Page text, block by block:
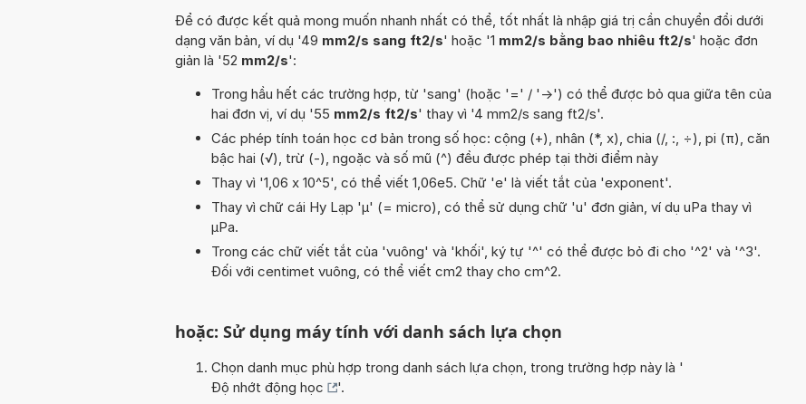
Để có được kết quả mong muốn nhanh nhất có thể, tốt nhất là nhập giá trị cần chuyển đổi dưới
dạng văn bản, ví dụ '49 mm2/s sang ft2/s' hoặc '1 mm2/s bằng bao nhiêu ft2/s' hoặc đơn
giản là '52 mm2/s':
Trong hầu hết các trường hợp, từ 'sang' (hoặc '=' / '->') có thể được bỏ qua giữa tên của
hai đơn vị, ví dụ '55 mm2/s ft2/s' thay vì '4 mm2/s sang ft2/s'.
Các phép tính toán học cơ bản trong số học: cộng (+), nhân (*, x), chia (/, :, ÷), pi (π), căn
bậc hai (√), trừ (-), ngoặc và số mũ (^) đều được phép tại thời điểm này
Thay vì '1,06 x 10^5', có thể viết 1,06e5. Chữ 'e' là viết tắt của 'exponent'.
Thay vì chữ cái Hy Lạp 'µ' (= micro), có thể sử dụng chữ 'u' đơn giản, ví dụ uPa thay vì
µPa.
Trong các chữ viết tắt của 'vuông' và 'khối', ký tự '^' có thể được bỏ đi cho '^2' và '^3'.
Đối với centimet vuông, có thể viết cm2 thay cho cm^2.
hoặc: Sử dụng máy tính với danh sách lựa chọn
Chọn danh mục phù hợp trong danh sách lựa chọn, trong trường hợp này là '
Độ nhớt động học
'.